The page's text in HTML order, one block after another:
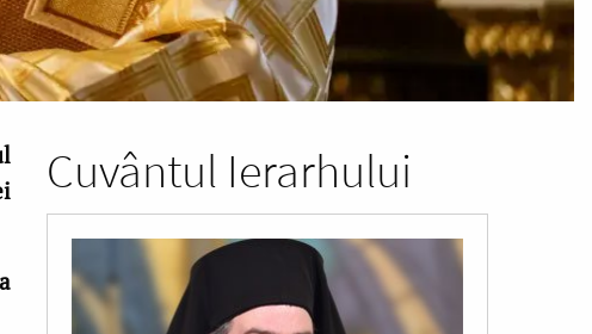
Cuvântul Ierarhului